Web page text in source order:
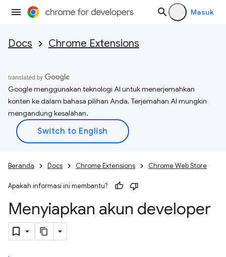
Masuk
Docs Chrome Extensions
Google menggunakan teknologi AI untuk menerjemahkan
konten ke dalam bahasa pilihan Anda. Terjemahan AI mungkin
mengandung kesalahan.
Beranda Docs Chrome Extensions Chrome Web Store
Apakah informasi ini membantu?
Menyiapkan akun developer